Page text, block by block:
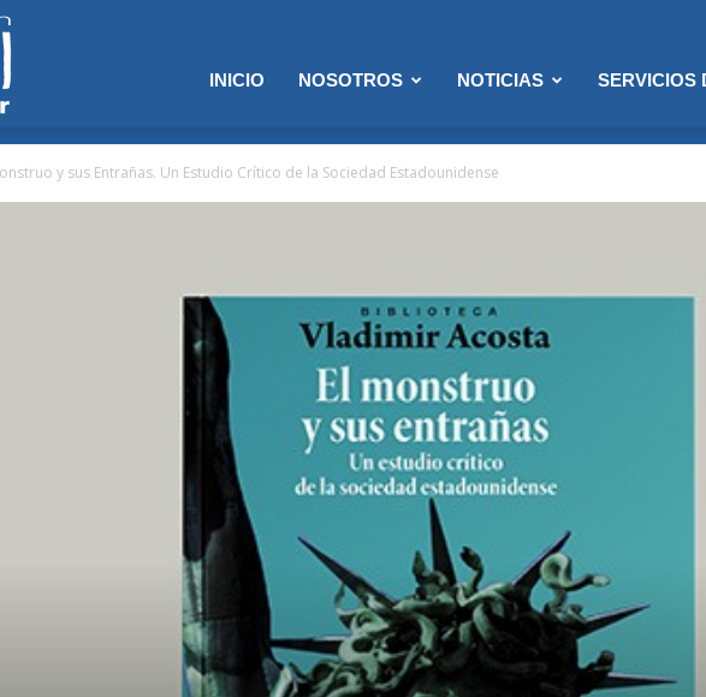
Librerías
INICIO NOSOTROS NOTICIAS SERVICIOS
y sus Entrañas. Un Estudio Crítico de la Sociedad Estadounidense